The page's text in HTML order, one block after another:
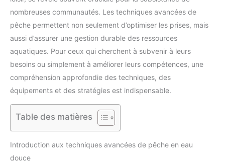
nombreuses communautés. Les techniques avancées de
pêche permettent non seulement d’optimiser les prises, mais
aussi d’assurer une gestion durable des ressources
aquatiques. Pour ceux qui cherchent à subvenir à leurs
besoins ou simplement à améliorer leurs compétences, une
compréhension approfondie des techniques, des
équipements et des stratégies est indispensable.
Table des matières
Introduction aux techniques avancées de pêche en eau
douce